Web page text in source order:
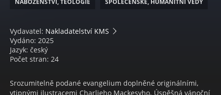
NÁBOŽENSTVÍ, TEOLOGIE SPOLEČENSKÉ, HUMANITNÍ VĚDY
Vydavatel: Nakladatelství KMS
Vydáno: 2025
Jazyk: český
Počet stran: 24
Srozumitelně podané evangelium doplněné originálními,
vtipnými ilustracemi Charlieho Mackesyho. Úspěšná vánoční